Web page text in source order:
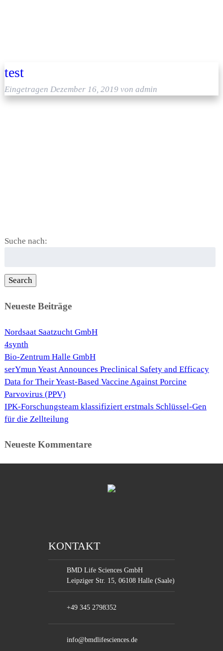
test
Eingetragen Dezember 16, 2019 von admin
Suche nach:
Search
Neueste Beiträge
Nordsaat Saatzucht GmbH
4synth
Bio-Zentrum Halle GmbH
serYmun Yeast Announces Preclinical Safety and Efficacy
Data for Their Yeast-Based Vaccine Against Porcine
Parvovirus (PPV)
IPK-Forschungsteam klassifiziert erstmals Schlüssel-Gen
für die Zellteilung
Neueste Kommentare
KONTAKT
BMD Life Sciences GmbH
Leipziger Str. 15, 06108 Halle (Saale)
+49 345 2798352
info@bmdlifesciences.de